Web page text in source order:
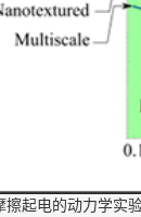
擦起电的动力学实